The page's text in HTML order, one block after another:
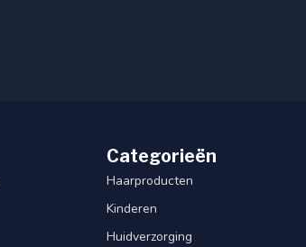
Categorieën
Haarproducten
Kinderen
Huidverzorging